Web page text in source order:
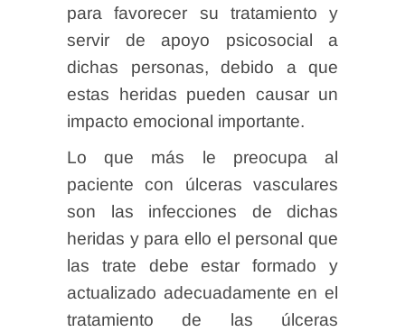
para favorecer su tratamiento y
servir de apoyo psicosocial a
dichas personas, debido a que
estas heridas pueden causar un
impacto emocional importante.
Lo que más le preocupa al
paciente con úlceras vasculares
son las infecciones de dichas
heridas y para ello el personal que
las trate debe estar formado y
actualizado adecuadamente en el
tratamiento de las úlceras